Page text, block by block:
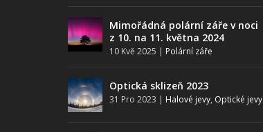
Mimořádná polární záře v noci
z 10. na 11. května 2024
10 Kvě 2025 | Polární záře
Optická sklizeň 2023
31 Pro 2023 | Halové jevy, Optické jevy